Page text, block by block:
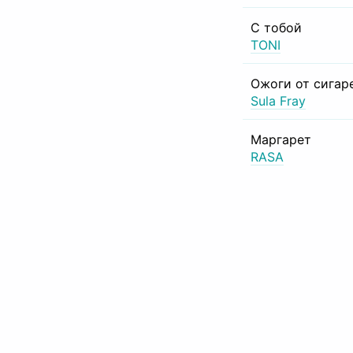
С тобой
TONI
Ожоги от
Sula Fray
Маргарет
RASA